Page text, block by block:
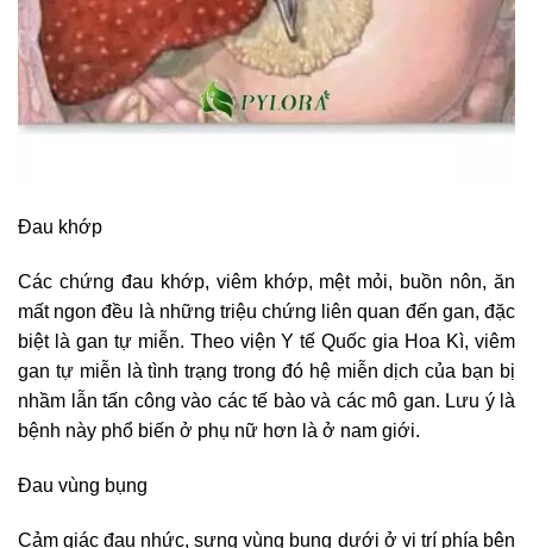
Đau khớp
Các chứng đau khớp, viêm khớp, mệt mỏi, buồn nôn, ăn
mất ngon đều là những triệu chứng liên quan đến gan, đặc
biệt là gan tự miễn. Theo viện Y tế Quốc gia Hoa Kì, viêm
gan tự miễn là tình trạng trong đó hệ miễn dịch của bạn bị
nhầm lẫn tấn công vào các tế bào và các mô gan. Lưu ý là
bệnh này phổ biến ở phụ nữ hơn là ở nam giới.
Đau vùng bụng
Cảm giác đau nhức, sưng vùng bụng dưới ở vị trí phía bên